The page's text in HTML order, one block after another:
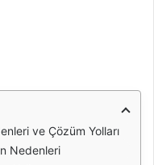
ve Çözüm Yolları
Nedenleri